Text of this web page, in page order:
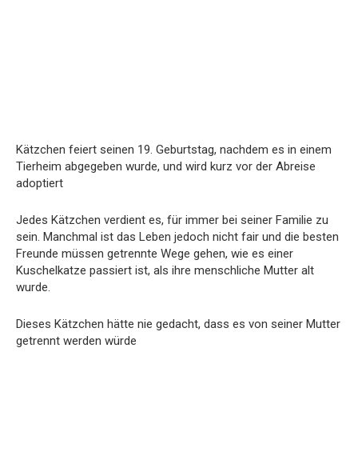
Kätzchen feiert seinen 19. Geburtstag, nachdem es in einem
Tierheim abgegeben wurde, und wird kurz vor der Abreise
adoptiert
Jedes Kätzchen verdient es, für immer bei seiner Familie zu
sein. Manchmal ist das Leben jedoch nicht fair und die besten
Freunde müssen getrennte Wege gehen, wie es einer
Kuschelkatze passiert ist, als ihre menschliche Mutter alt
wurde.
Dieses Kätzchen hätte nie gedacht, dass es von seiner Mutter
getrennt werden würde